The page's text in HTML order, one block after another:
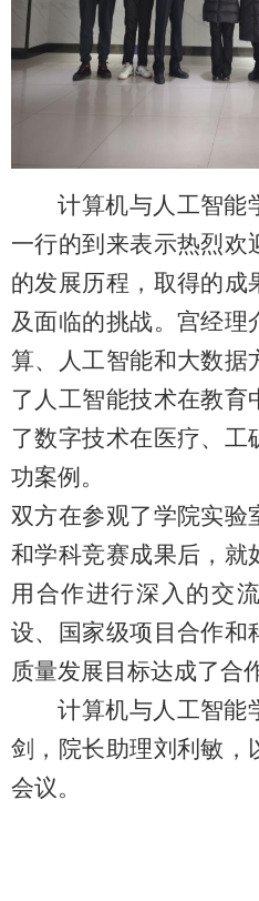
计算机与人工智能
一行的到来表示热烈欢
的发展历程，取得的成
及面临的挑战。宫经理
算、人工智能和大数据
了人工智能技术在教育
了数字技术在医疗、工
功案例。
双方在参观了学院实验
和学科竞赛成果后，就
用合作进行深入的交
设、国家级项目合作和
质量发展目标达成了合
计算机与人工智能
剑，院长助理刘利敏，
会议。